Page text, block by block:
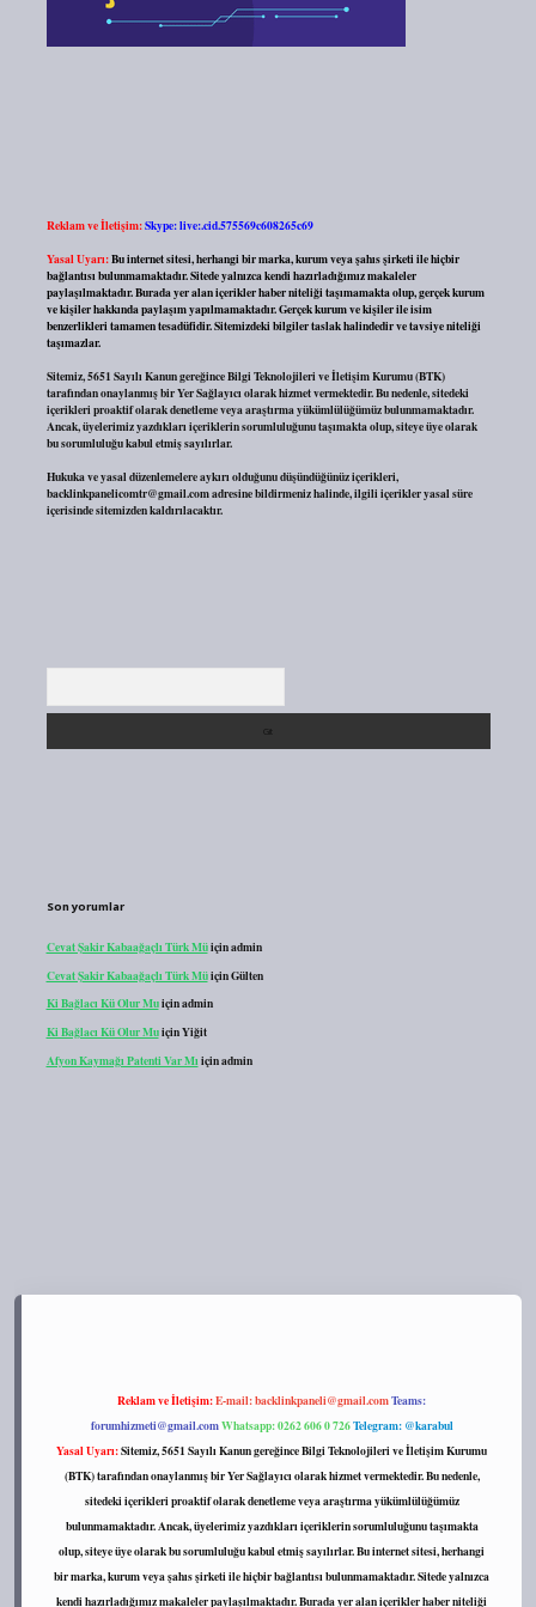
Reklam ve İletişim:Skype: live:.cid.575569c608265c69
Yasal Uyarı:Bu internet sitesi, herhangi bir marka, kurum veya şahıs şirketi ile hiçbir
bağlantısı bulunmamaktadır. Sitede yalnızca kendi hazırladığımız makaleler
paylaşılmaktadır. Burada yer alan içerikler haber niteliği taşımamakta olup, gerçek kurum
ve kişiler hakkında paylaşım yapılmamaktadır. Gerçek kurum ve kişiler ile isim
benzerlikleri tamamen tesadüfidir. Sitemizdeki bilgiler taslak halindedir ve tavsiye niteliği
taşımazlar.
Sitemiz, 5651 Sayılı Kanun gereğince Bilgi Teknolojileri ve İletişim Kurumu (BTK)
tarafından onaylanmış bir Yer Sağlayıcı olarak hizmet vermektedir. Bu nedenle, sitedeki
içerikleri proaktif olarak denetleme veya araştırma yükümlülüğümüz bulunmamaktadır.
Ancak, üyelerimiz yazdıkları içeriklerin sorumluluğunu taşımakta olup, siteye üye olarak
bu sorumluluğu kabul etmiş sayılırlar.
Hukuka ve yasal düzenlemelere aykırı olduğunu düşündüğünüz içerikleri,
backlinkpanelicomtr@gmail.comadresine bildirmeniz halinde, ilgili içerikler yasal süre
içerisinde sitemizden kaldırılacaktır.
Son yorumlar
Cevat Şakir Kabaağaçlı Türk Müiçinadmin
Cevat Şakir Kabaağaçlı Türk MüiçinGülten
Ki Bağlacı Kü Olur Muiçinadmin
Ki Bağlacı Kü Olur MuiçinYiğit
Afyon Kaymağı Patenti Var Mı içinadmin
Reklam ve İletişim:E-mail:backlinkpaneli@gmail.comTeams:
forumhizmeti@gmail.comWhatsapp: 0262 606 0 726Telegram: @karabul
Yasal Uyarı:Sitemiz, 5651 Sayılı Kanun gereğince Bilgi Teknolojileri ve İletişim Kurumu
(BTK) tarafından onaylanmış bir Yer Sağlayıcı olarak hizmet vermektedir. Bu nedenle,
sitedeki içerikleri proaktif olarak denetleme veya araştırma yükümlülüğümüz
bulunmamaktadır. Ancak, üyelerimiz yazdıkları içeriklerin sorumluluğunu taşımakta
olup, siteye üye olarak bu sorumluluğu kabul etmiş sayılırlar. Bu internet sitesi, herhangi
bir marka, kurum veya şahıs şirketi ile hiçbir bağlantısı bulunmamaktadır. Sitede yalnızca
kendi hazırladığımız makaleler paylaşılmaktadır. Burada yer alan içerikler haber niteliği